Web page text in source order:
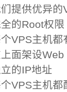
提供优异
的Root权限
VPS主机
面架设
的IP地址
VPS主机